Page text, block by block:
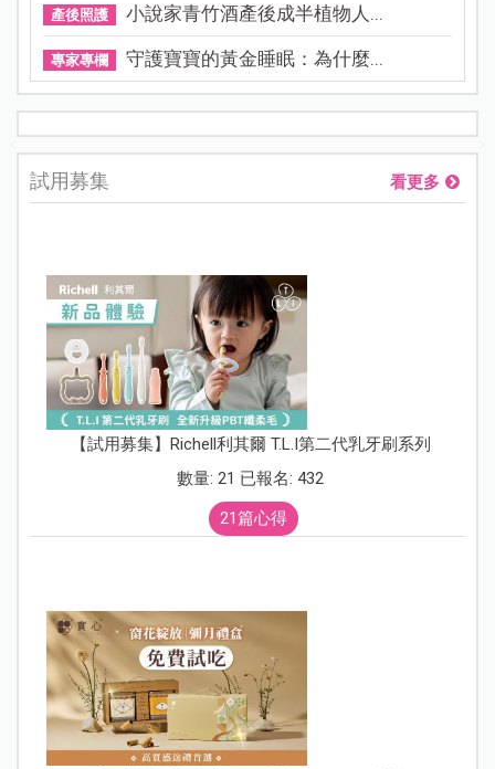
產後照護 小說家青竹酒產後成半植物人...
專家專欄 守護寶寶的黃金睡眠：為什麼...
試用募集 看更多
【試用募集】Richell利其爾 T.L.I第二代乳牙刷系列
數量: 21 已報名: 432
21篇心得